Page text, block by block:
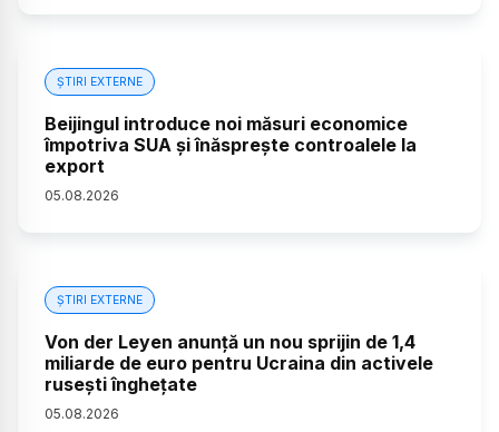
ȘTIRI EXTERNE
Beijingul introduce noi măsuri economice
împotriva SUA și înăsprește controalele la
export
05.08.2026
ȘTIRI EXTERNE
Von der Leyen anunță un nou sprijin de 1,4
miliarde de euro pentru Ucraina din activele
rusești înghețate
05.08.2026